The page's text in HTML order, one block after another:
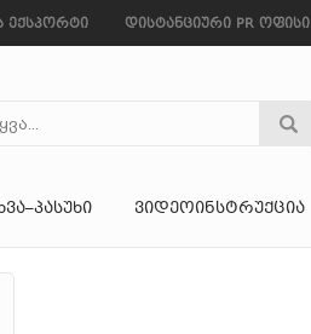
ექსპორტი დისტანციური PR ოფისი
ᲕᲘᲓᲔᲝᲘᲜᲡᲢᲠᲣᲥᲪᲘᲐ